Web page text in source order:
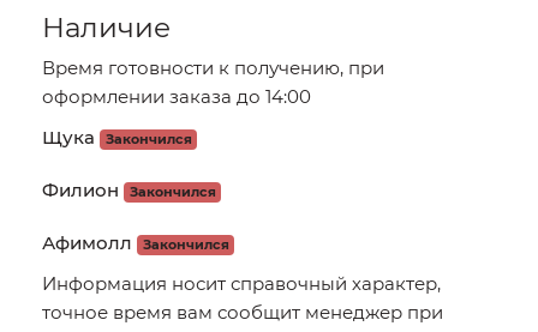
Наличие
Время готовности к получению, при
оформлении заказа до 14:00
Щука
Закончился
Филион Закончился
Афимолл Закончился
Информация носит справочный характер,
точное время вам сообщит менеджер при